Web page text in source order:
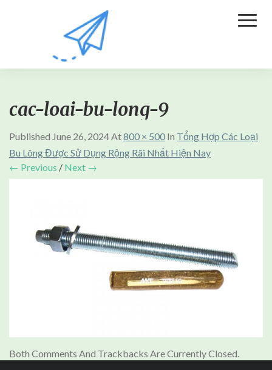
cac-loai-bu-long-9
Published June 26, 2024At800 × 500 In Tổng Hợp Các Loại
Bu Lông Được Sử Dụng Rộng Rãi Nhất Hiện Nay
← Previous / Next →
Both Comments And Trackbacks Are Currently Closed.